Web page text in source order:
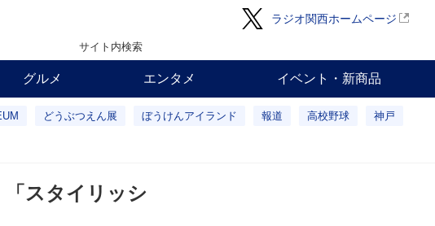
ラジオ関西ホームページ
サイト内検索
グルメ エンタメ イベント・新商品
どうぶつえん展 ぼうけんアイランド 報道 高校野球 神戸
スタイリッシ